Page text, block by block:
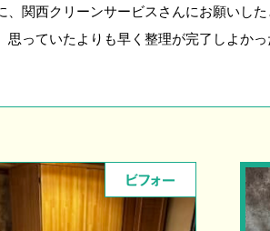
、関西クリーンサービスさんにお願いし
思っていたよりも早く整理が完了しよかっ
ビフォー